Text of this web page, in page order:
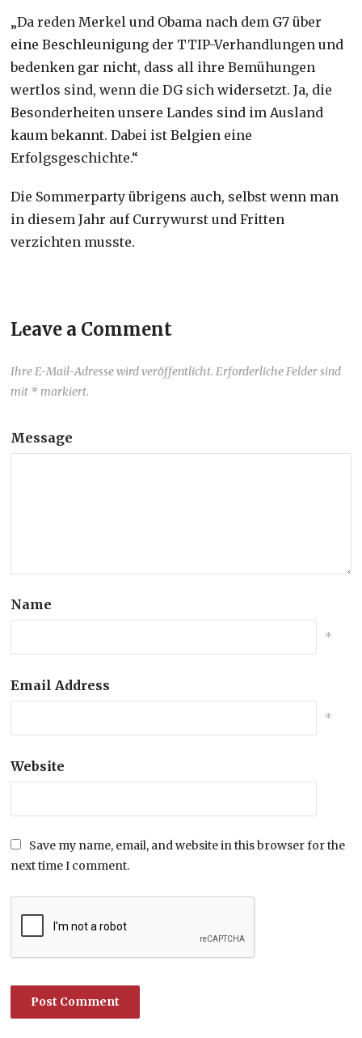
„Da reden Merkel und Obama nach dem G7 über
eine Beschleunigung der TTIP-Verhandlungen und
bedenken gar nicht, dass all ihre Bemühungen
wertlos sind, wenn die DG sich widersetzt. Ja, die
Besonderheiten unsere Landes sind im Ausland
kaum bekannt. Dabei ist Belgien eine
Erfolgsgeschichte.“
Die Sommerparty übrigens auch, selbst wenn man
in diesem Jahr auf Currywurst und Fritten
verzichten musste.
Leave a Comment
Ihre E-Mail-Adresse wird veröffentlicht. Erforderliche Felder sind
mit * markiert.
Message
Name
*
Email Address
*
Website
Save my name, email, and website in this browser for the
next time I comment.